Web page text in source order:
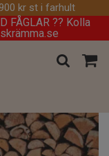
kr st i farhult
FÅGLAR ?? Kolla